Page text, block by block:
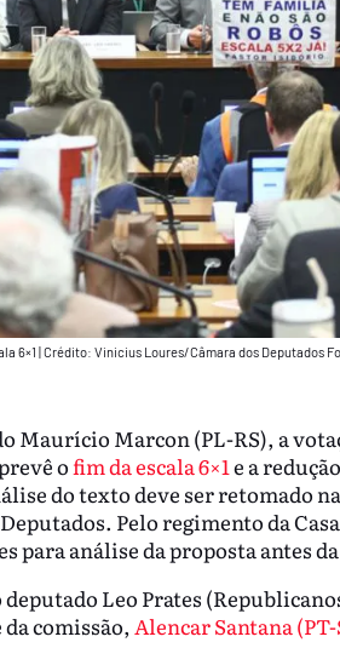
6×1 Crédito: Vinicius Loures/Câmara dos Deputados
Maurício Marcon (PL-RS), a
o fim da escala 6×1 e a
do texto deve ser retomado
Pelo regimento da
para análise da proposta antes
Leo Prates
comissão, Alencar Santana (PT-